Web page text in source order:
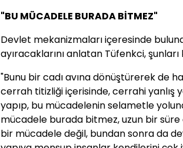
"BU MÜCADELE BURADA BİTMEZ"
Devlet mekanizmaları içeresinde
ayıracaklarını anlatan Tüfenkci,
"Bunu bir cadı avına dönüştürerek de
cerrah titizliği içerisinde, cerrahi yanlış
yapıp, bu mücadelenin selametle
mücadele burada bitmez, uzun bir
bir mücadele değil, bundan sonra da